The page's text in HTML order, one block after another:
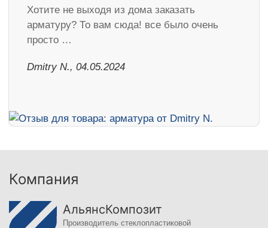
Хотите не выходя из дома заказать
арматуру? То вам сюда! все было очень
просто …
​Dmitry N., 04.05.2024
Компания
АльянсКомпозит
Производитель стеклопластиковой